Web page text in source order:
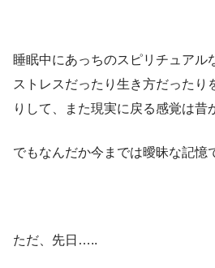
睡眠中にあっちのスピリチュアル
ストレスだったり生き方だったり
りして、また現実に戻る感覚は昔
でもなんだか今までは曖昧な記憶
ただ、先日…..